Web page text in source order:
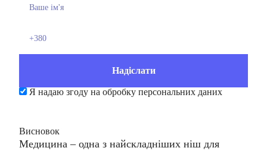
Я надаю згоду на обробку персональних даних
Висновок
Медицина – одна з найскладніших ніш для